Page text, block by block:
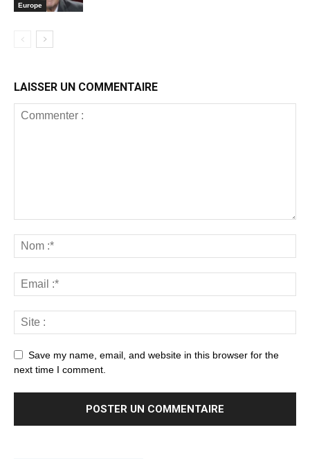
Europe
LAISSER UN COMMENTAIRE
Save my name, email, and website in this browser for the
next time I comment.